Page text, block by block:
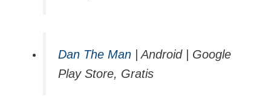
Dan The Man | Android | Google
Play Store, Gratis